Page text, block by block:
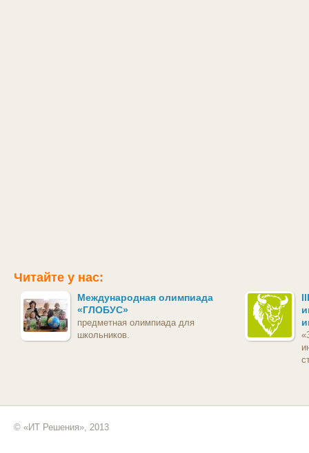
Читайте у нас:
Международная олимпиада
«ГЛОБУС»
предметная олимпиада для
школьников.
© «ИТ Решения», 2013